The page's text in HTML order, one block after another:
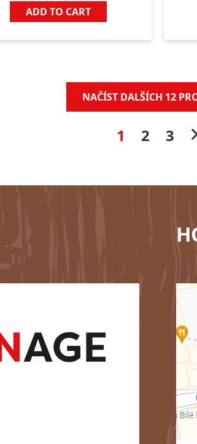
ADD TO CART
NAČÍST DALŠÍCH 12
1 2 3